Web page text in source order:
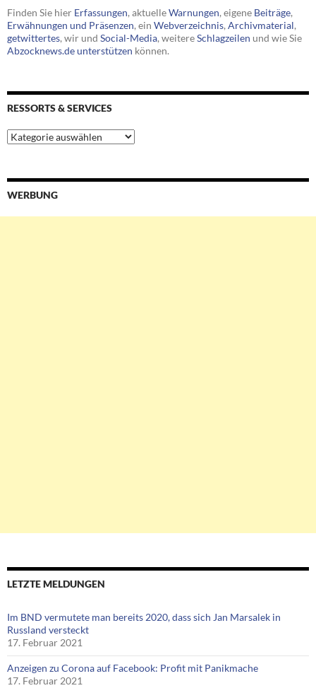
Finden Sie hier Erfassungen, aktuelleWarnungen, eigene Beiträge,
Erwähnungen und Präsenzen, ein Webverzeichnis, Archivmaterial,
getwittertes, wir und Social-Media, weitereSchlagzeilen und wie Sie
Abzocknews.de unterstützen können.
RESSORTS & SERVICES
Ressorts
&
WERBUNG
LETZTE MELDUNGEN
Im BND vermutete man bereits 2020, dass sich Jan Marsalek in
Russland versteckt
17. Februar 2021
Anzeigen zu Corona auf Facebook: Profit mit Panikmache
17. Februar 2021